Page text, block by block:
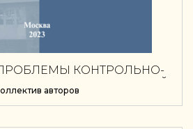
КОНТРОЛЬНО-
И ОТДЕЛЬНЫХ ВИДОВ
авторов